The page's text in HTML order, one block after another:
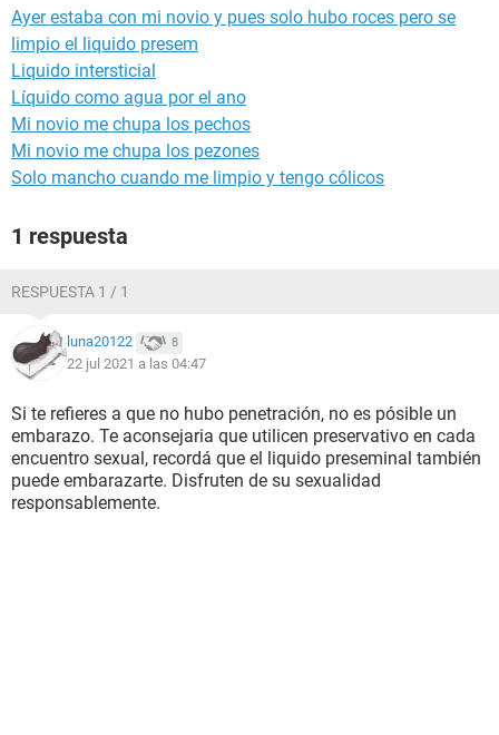
Ayer estaba con mi novio y pues solo hubo roces pero se
limpio el liquido presem
Liquido intersticial
Líquido como agua por el ano
Mi novio me chupa los pechos
Mi novio me chupa los pezones
Solo mancho cuando me limpio y tengo cólicos
1 respuesta
RESPUESTA 1 / 1
luna20122 8
22 jul 2021 a las 04:47
Si te refieres a que no hubo penetración, no es pósible un
embarazo. Te aconsejaria que utilicen preservativo en cada
encuentro sexual, recordá que el liquido preseminal también
puede embarazarte. Disfruten de su sexualidad
responsablemente.